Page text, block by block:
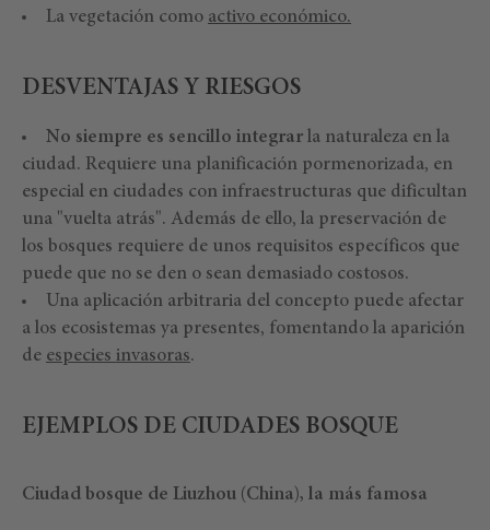
La vegetación como activo económico.
DESVENTAJAS Y RIESGOS
No siempre es sencillo integrar la naturaleza en la
ciudad. Requiere una planificación pormenorizada, en
especial en ciudades con infraestructuras que dificultan
una "vuelta atrás". Además de ello, la preservación de
los bosques requiere de unos requisitos específicos que
puede que no se den o sean demasiado costosos.
Una aplicación arbitraria del concepto puede afectar
a los ecosistemas ya presentes, fomentando la aparición
de especies invasoras.
EJEMPLOS DE CIUDADES BOSQUE
Ciudad bosque de Liuzhou (China), la más famosa